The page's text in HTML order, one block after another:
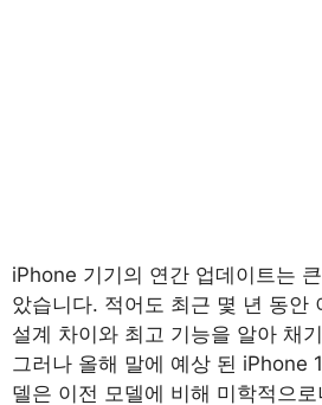
iPhone 기기의 연간 업데이트는
았습니다. 적어도 최근 몇 년 동안
설계 차이와 최고 기능을 알아 채
그러나 올해 말에 예상 된 iPhone
델은 이전 모델에 비해 미학적으